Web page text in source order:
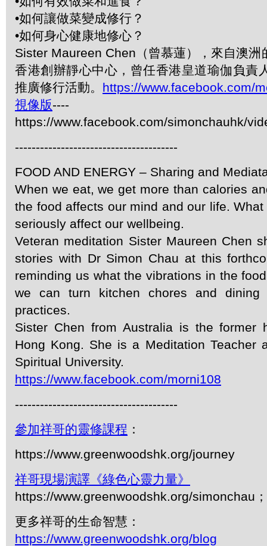
•如何讓做菜變成修行？
•如何身心健康地修心？
Sister Maureen Chen（曾慕蓮），來自澳洲
香港創辦靜心中心，曾任香港皇道瑜伽負責
推廣修行活動。 https://www.facebook.com/
視像版----
https://www.facebook.com/simonchauhk/
---------------------------------------
FOOD AND ENERGY – Sharing and
When we eat, we get more than calories
the food affects our mind and our life.
seriously affect our wellbeing.
Veteran meditation Sister Maureen Chen
stories with Dr Simon Chau at this
reminding us what the vibrations in the
we can turn kitchen chores and dining
practices.
Sister Chen from Australia is the former
Hong Kong. She is a Meditation Teacher
Spiritual University.
https://www.facebook.com/morni108
---------------------------------------
參加祥哥的靈修課程 ：
https://www.greenwoodshk.org/journey
祥哥現場演譯《綠色心靈力量》
https://www.greenwoodshk.org/simonchau
更多祥哥的生命智慧：
https://www.greenwoodshk.org/blog